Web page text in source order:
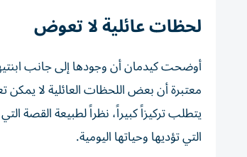
لحظات عائلية لا تعوض
أوضحت كيدمان أن وجودها إلى جانب
يتطلب تركيزاً كبيراً، نظراً لطبيعة القصة
التي تؤديها وحياتها اليومية.